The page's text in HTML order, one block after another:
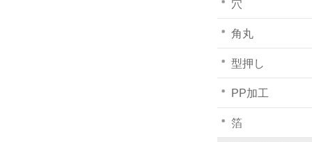
穴
角丸
型押し
PP加工
箔